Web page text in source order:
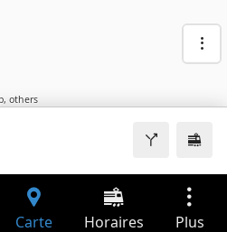
, others
Carte Horaires Plus